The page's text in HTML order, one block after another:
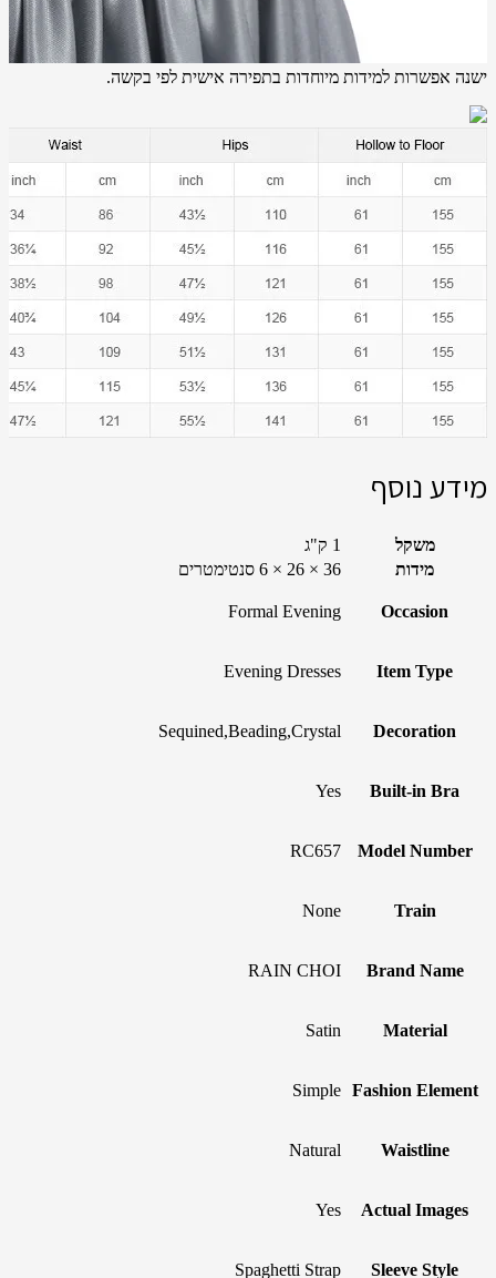
ישנה אפשרות למידות מיוחדות בתפירה אישית לפי בקשה.
מידע נוסף
משקל
1 ק"ג
מידות
36 × 26 × 6 סנטימטרים
Occasion
Formal Evening
Item Type
Evening Dresses
Decoration
Sequined,Beading,Crystal
Built-in Bra
Yes
Model Number
RC657
Train
None
Brand Name
RAIN CHOI
Material
Satin
Fashion Element
Simple
Waistline
Natural
Actual Images
Yes
Sleeve Style
Spaghetti Strap